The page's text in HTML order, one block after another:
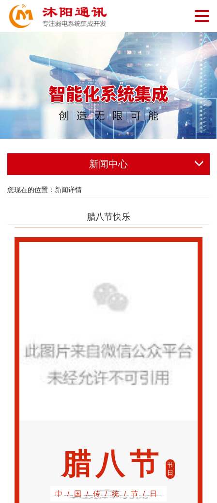
切
导
航
新闻中心
您现在的位置： 新闻详情
腊八节快乐
腊八节
节
日
中/国/传/统/节/日